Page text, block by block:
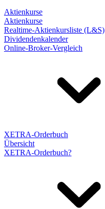
Aktienkurse
Aktienkurse
Realtime-Aktienkursliste (L&S)
Dividendenkalender
Online-Broker-Vergleich
XETRA-Orderbuch
Übersicht
XETRA-Orderbuch?